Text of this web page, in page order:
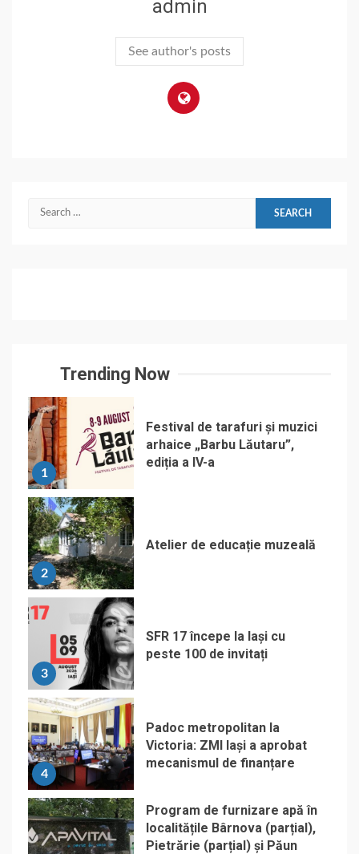
admin
See author's posts
Search
Trending Now
1
Festival de tarafuri și muzici
arhaice „Barbu Lăutaru”,
ediția a IV-a
2
Atelier de educație muzeală
3
SFR 17 începe la Iași cu
peste 100 de invitați
4
Padoc metropolitan la
Victoria: ZMI Iași a aprobat
mecanismul de finanțare
Program de furnizare apă în
localitățile Bârnova (parțial),
Pietrărie (parțial) și Păun